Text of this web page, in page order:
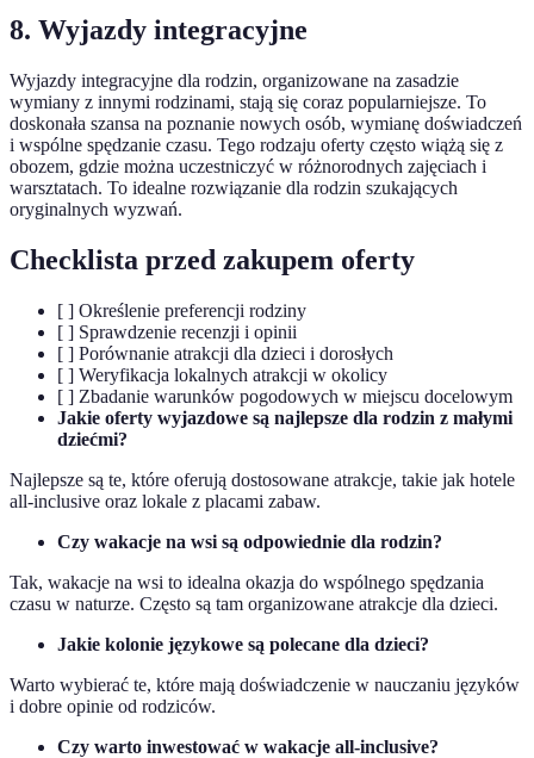
8. Wyjazdy integracyjne
Wyjazdy integracyjne dla rodzin, organizowane na zasadzie
wymiany z innymi rodzinami, stają się coraz popularniejsze. To
doskonała szansa na poznanie nowych osób, wymianę doświadczeń
i wspólne spędzanie czasu. Tego rodzaju oferty często wiążą się z
obozem, gdzie można uczestniczyć w różnorodnych zajęciach i
warsztatach. To idealne rozwiązanie dla rodzin szukających
oryginalnych wyzwań.
Checklista przed zakupem oferty
[ ] Określenie preferencji rodziny
[ ] Sprawdzenie recenzji i opinii
[ ] Porównanie atrakcji dla dzieci i dorosłych
[ ] Weryfikacja lokalnych atrakcji w okolicy
[ ] Zbadanie warunków pogodowych w miejscu docelowym
Jakie oferty wyjazdowe są najlepsze dla rodzin z małymi
dziećmi?
Najlepsze są te, które oferują dostosowane atrakcje, takie jak hotele
all-inclusive oraz lokale z placami zabaw.
Czy wakacje na wsi są odpowiednie dla rodzin?
Tak, wakacje na wsi to idealna okazja do wspólnego spędzania
czasu w naturze. Często są tam organizowane atrakcje dla dzieci.
Jakie kolonie językowe są polecane dla dzieci?
Warto wybierać te, które mają doświadczenie w nauczaniu języków
i dobre opinie od rodziców.
Czy warto inwestować w wakacje all-inclusive?